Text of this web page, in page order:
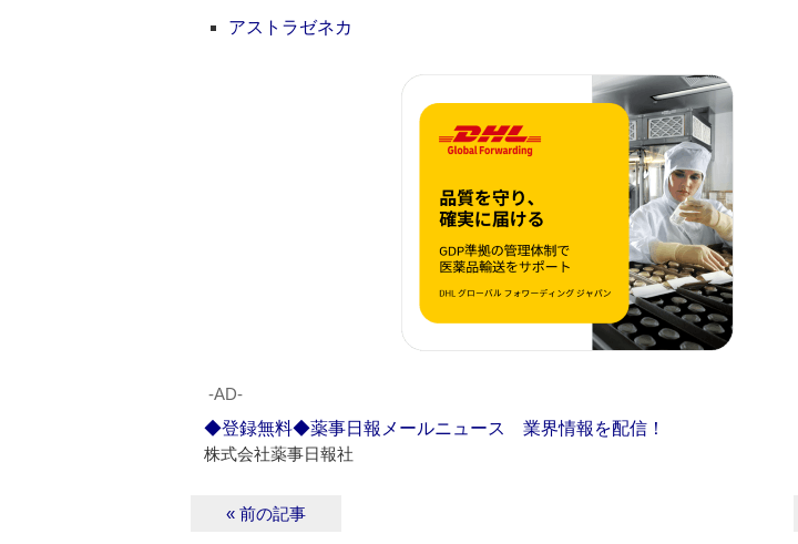
アストラゼネカ
‐AD‐
◆登録無料◆薬事日報メールニュース 業界情報を配信！
株式会社薬事日報社
« 前の記事